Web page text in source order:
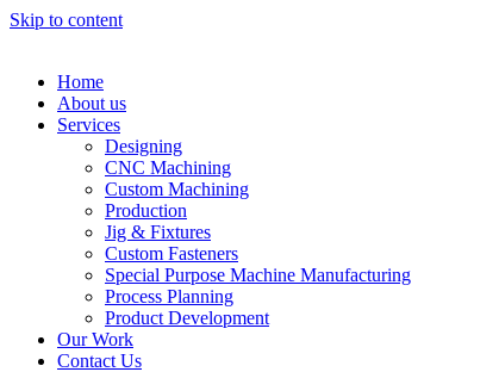
Skip to content
Home
About us
Services
Designing
CNC Machining
Custom Machining
Production
Jig & Fixtures
Custom Fasteners
Special Purpose Machine Manufacturing
Process Planning
Product Development
Our Work
Contact Us